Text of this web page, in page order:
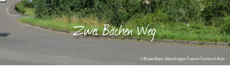
© Bruno Kihm, Moselregion Traben-Trarbach Kröv
Zwei Bächen Weg